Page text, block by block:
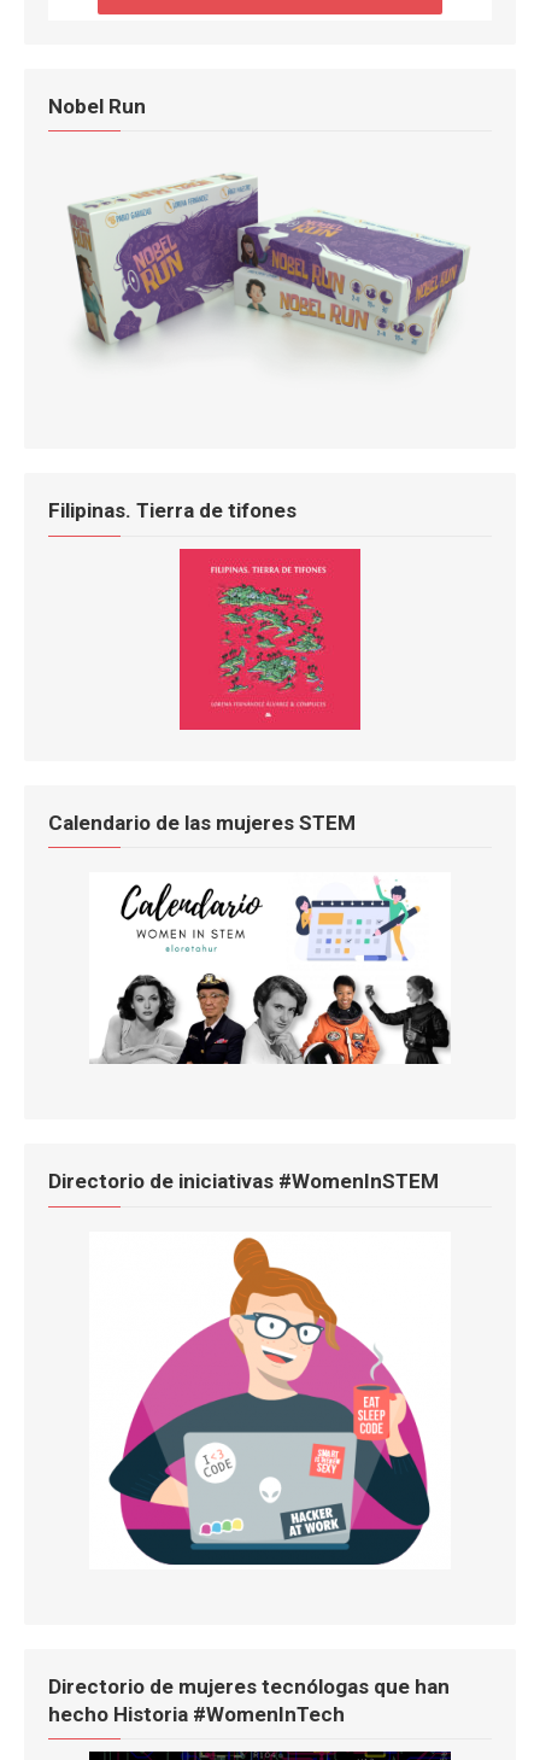
Nobel Run
Filipinas. Tierra de tifones
Calendario de las mujeres STEM
Directorio de iniciativas #WomenInSTEM
Directorio de mujeres tecnólogas que han
hecho Historia #WomenInTech